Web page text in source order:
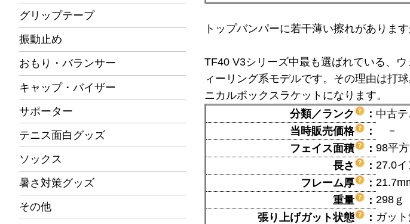
グリップテープ
振動止め
おもり・バランサー
キャップ・バイザー
サポーター
テニス面白グッズ
ソックス
暑さ対策グッズ
その他
トップバンパーに若干薄い擦れがありま
TF40 V3シリーズ中最も選ばれている、
ィーリング系モデルです。その理由は打
ニカルボックスラケットになります。
分類／ランク
： 中古
当時販売価格
：
－
フェイス面積
： 98平
長さ
： 27.0イ
フレーム厚
：
重量
： 298ｇ
張り上げガット状態
： ガット